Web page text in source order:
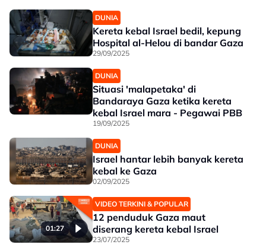
DUNIA
Kereta kebal Israel bedil, kepung
Hospital al-Helou di bandar Gaza
29/09/2025
DUNIA
Situasi 'malapetaka' di
Bandaraya Gaza ketika kereta
kebal Israel mara - Pegawai PBB
19/09/2025
DUNIA
Israel hantar lebih banyak kereta
kebal ke Gaza
02/09/2025
01:27
VIDEO TERKINI & POPULAR
12 penduduk Gaza maut
diserang kereta kebal Israel
23/07/2025